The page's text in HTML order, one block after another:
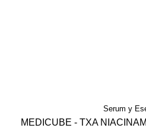
Serum y
MEDICUBE - TXA